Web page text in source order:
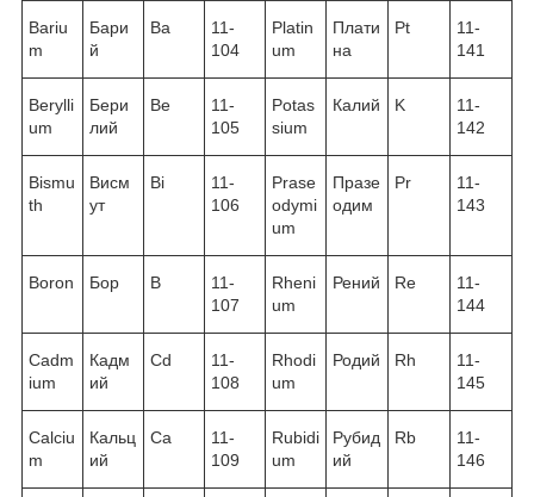
Bariu
m
Бари
й
Ba
11-
104
Platin
um
Плати
на
Pt
11-
141
Berylli
um
Бери
лий
Be
11-
105
Potas
sium
Калий K
11-
142
Bismu
th
Висм
ут
Bi
11-
106
Prase
odymi
um
Празе
одим
Pr
11-
143
Boron Бор B
11-
107
Rheni
um
Рений Re
11-
144
Cadm
ium
Кадм
ий
Cd
11-
108
Rhodi
um
Родий Rh
11-
145
Calciu
m
Кальц
ий
Ca
11-
109
Rubidi
um
Рубид
ий
Rb
11-
146